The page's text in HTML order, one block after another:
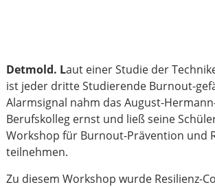
Detmold. Laut einer Studie der
ist jeder dritte Studierende Burnout-
Alarmsignal nahm das August-
Berufskolleg ernst und ließ seine
Workshop für Burnout-Prävention und
teilnehmen.
Zu diesem Workshop wurde Resilienz-